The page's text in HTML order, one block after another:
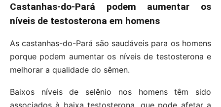
Castanhas-do-Pará podem aumentar os
níveis de testosterona em homens
As castanhas-do-Pará são saudáveis ​​para os homens
porque podem aumentar os níveis de testosterona e
melhorar a qualidade do sêmen.
Baixos níveis de selênio nos homens têm sido
associados à baixa testosterona, que pode afetar a